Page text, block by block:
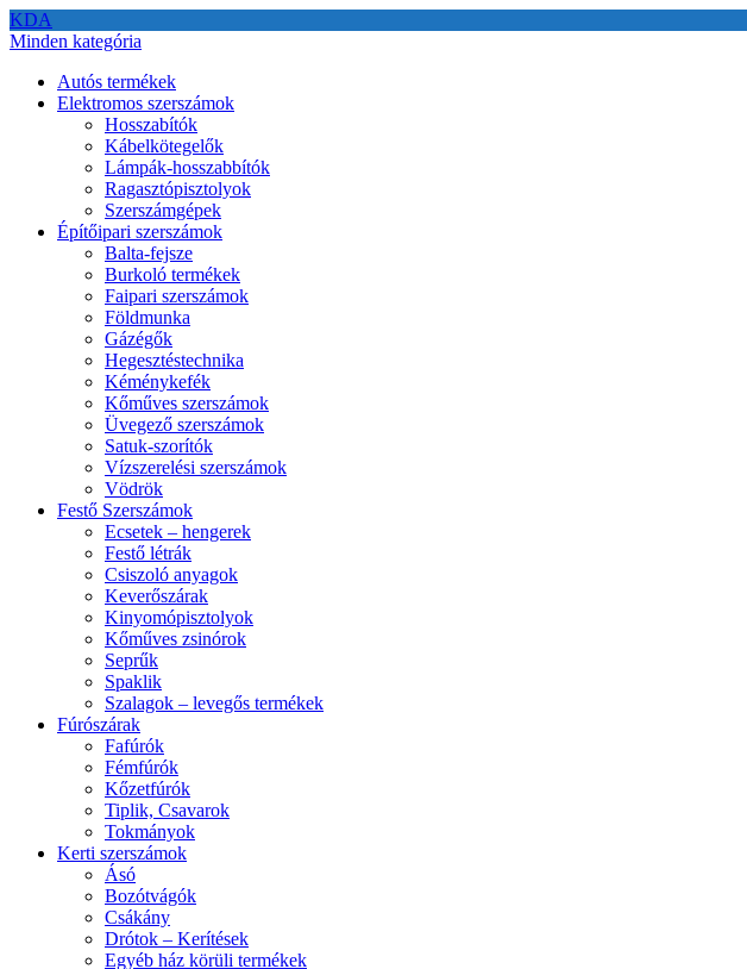
KDA
Minden kategória
Autós termékek
Elektromos szerszámok
Hosszabítók
Kábelkötegelők
Lámpák-hosszabbítók
Ragasztópisztolyok
Szerszámgépek
Építőipari szerszámok
Balta-fejsze
Burkoló termékek
Faipari szerszámok
Földmunka
Gázégők
Hegesztéstechnika
Kéménykefék
Kőműves szerszámok
Üvegező szerszámok
Satuk-szorítók
Vízszerelési szerszámok
Vödrök
Festő Szerszámok
Ecsetek – hengerek
Festő létrák
Csiszoló anyagok
Keverőszárak
Kinyomópisztolyok
Kőműves zsinórok
Seprűk
Spaklik
Szalagok – levegős termékek
Fúrószárak
Fafúrók
Fémfúrók
Kőzetfúrók
Tiplik, Csavarok
Tokmányok
Kerti szerszámok
Ásó
Bozótvágók
Csákány
Drótok – Kerítések
Egyéb ház körüli termékek